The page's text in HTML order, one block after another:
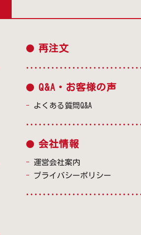
再注文
Q&A・お客様の声
よくある質問Q&A
会社情報
運営会社案内
プライバシーポリシー